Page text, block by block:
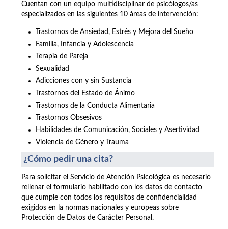
Cuentan con un equipo multidisciplinar de psicólogos/as
especializados en las siguientes 10 áreas de intervención:
Trastornos de Ansiedad, Estrés y Mejora del Sueño
Familia, Infancia y Adolescencia
Terapia de Pareja
Sexualidad
Adicciones con y sin Sustancia
Trastornos del Estado de Ánimo
Trastornos de la Conducta Alimentaria
Trastornos Obsesivos
Habilidades de Comunicación, Sociales y Asertividad
Violencia de Género y Trauma
¿Cómo pedir una cita?
Para solicitar el Servicio de Atención Psicológica es necesario
rellenar el formulario habilitado con los datos de contacto
que cumple con todos los requisitos de confidencialidad
exigidos en la normas nacionales y europeas sobre
Protección de Datos de Carácter Personal.